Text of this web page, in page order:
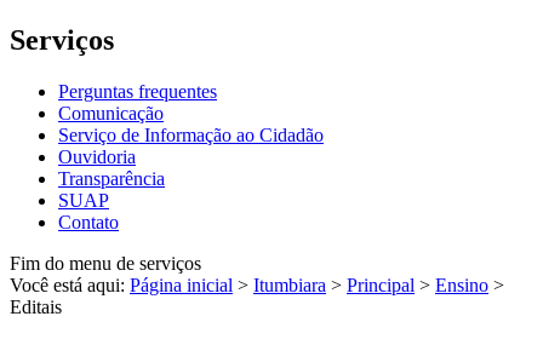
Serviços
Perguntas frequentes
Comunicação
Serviço de Informação ao Cidadão
Ouvidoria
Transparência
SUAP
Contato
Fim do menu de serviços
Você está aqui: Página inicial > Itumbiara > Principal > Ensino >
Editais